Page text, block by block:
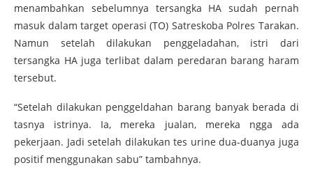
menambahkan sebelumnya tersangka HA sudah pernah
masuk dalam target operasi (TO) Satreskoba Polres Tarakan.
Namun setelah dilakukan penggeladahan, istri dari
tersangka HA juga terlibat dalam peredaran barang haram
tersebut.
“Setelah dilakukan penggeldahan barang banyak berada di
tasnya istrinya. Ia, mereka jualan, mereka ngga ada
pekerjaan. Jadi setelah dilakukan tes urine dua-duanya juga
positif menggunakan sabu” tambahnya.